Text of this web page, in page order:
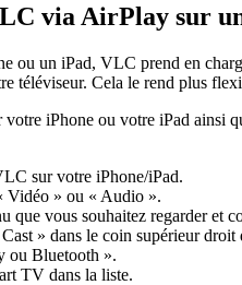
via AirPlay sur
ou un iPad, VLC prend en
téléviseur. Cela le rend plus
iPhone ou votre iPad ainsi
sur votre iPhone/iPad.
Vidéo » ou « Audio ».
que vous souhaitez regarder et
» dans le coin supérieur droit
ou Bluetooth ».
TV dans la liste.